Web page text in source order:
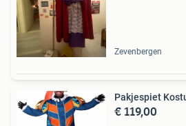
Zevenbergen
Pakjespiet
€ 119,00